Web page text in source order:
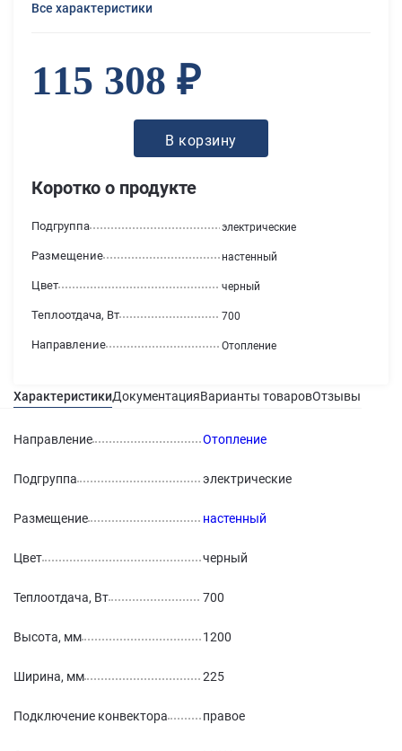
Коротко о продукте
Направление Отопление
Подгруппа электрические
Размещение настенный
Цвет черный
Теплоотдача, Вт 700
Все характеристики
115 308 ₽
В корзину
ХарактеристикиДокументацияВарианты товаровОтзывы
Направление Отопление
Подгруппа электрические
Размещение настенный
Цвет черный
Теплоотдача, Вт 700
Высота, мм 1200
Ширина, мм 225
Подключение конвектора правое